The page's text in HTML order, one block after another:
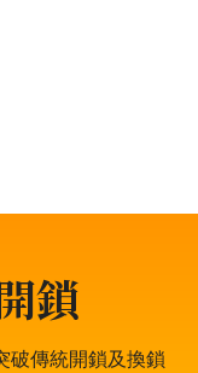
鎖
破傳統開鎖及換鎖